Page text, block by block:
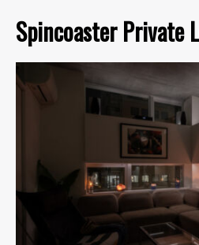
Spincoaster Private